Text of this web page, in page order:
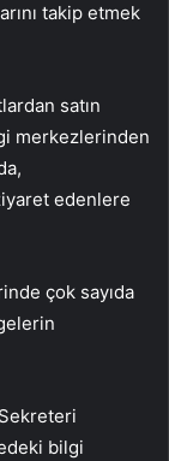
takip etmek
satın
merkezlerinden
edenlere
çok sayıda
bilgi